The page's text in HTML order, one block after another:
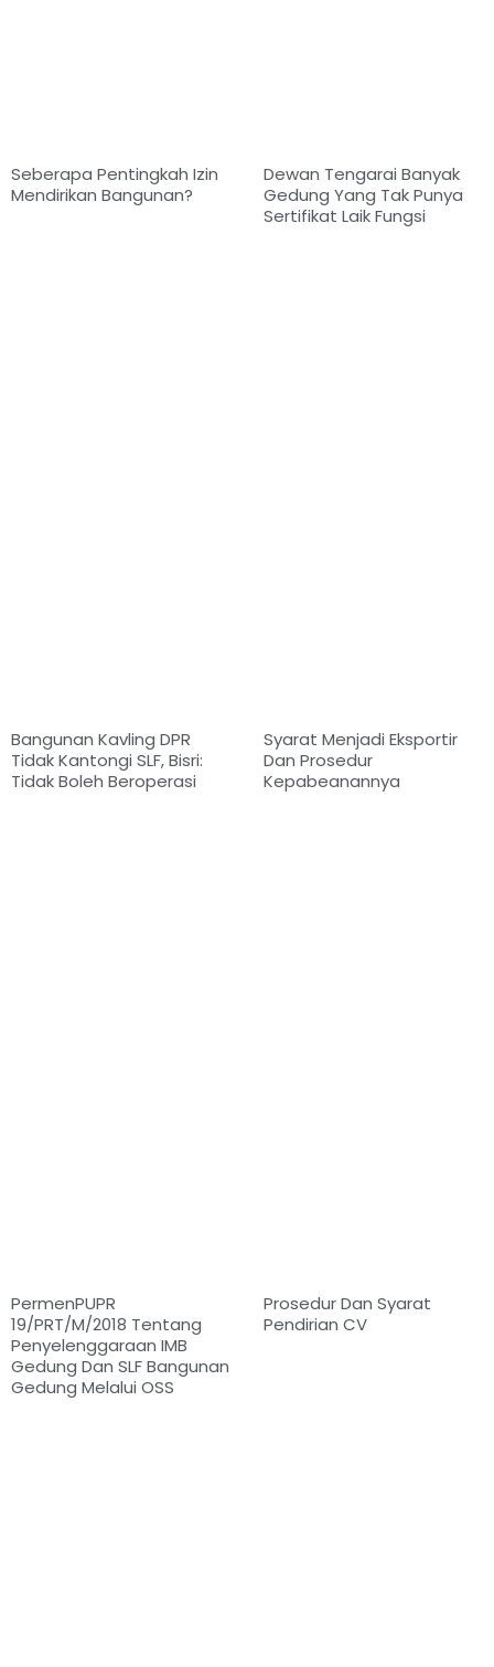
Seberapa Pentingkah Izin
Mendirikan Bangunan?
Dewan Tengarai Banyak
Gedung Yang Tak Punya
Sertifikat Laik Fungsi
Bangunan Kavling DPR
Tidak Kantongi SLF, Bisri:
Tidak Boleh Beroperasi
Syarat Menjadi Eksportir
Dan Prosedur
Kepabeanannya
PermenPUPR
19/PRT/M/2018 Tentang
Penyelenggaraan IMB
Gedung Dan SLF Bangunan
Gedung Melalui OSS
Prosedur Dan Syarat
Pendirian CV